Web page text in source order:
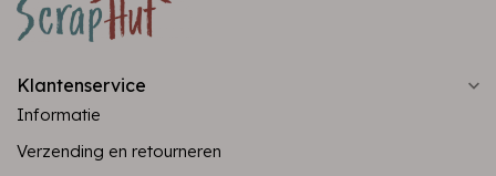
Klantenservice
Informatie
Verzending en retourneren